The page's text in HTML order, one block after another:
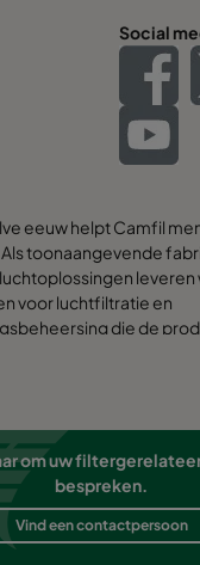
Social
eeuw helpt Camfil
toonaangevende
voor luchtfiltratie en
die de
verbeteren, het
menselijke gezondheid
dat de beste
oplossingen voor onze
bij elke stap - van
van het product
op mensen en de
om uw
bespreken.
Vind een contactpersoon